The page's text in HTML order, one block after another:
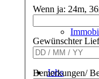
Jobs
Wenn ja: 24m,
Gewünschter
Bemerkungen/